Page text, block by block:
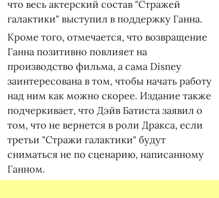
что весь актерский состав "Стражей
галактики" выступил в поддержку Ганна.
Кроме того, отмечается, что возвращение
Ганна позитивно повлияет на
производство фильма, а сама Disney
заинтересована в том, чтобы начать работу
над ним как можно скорее. Издание также
подчеркивает, что Дэйв Батиста заявил о
том, что не вернется в роли Дракса, если
третьи "Стражи галактики" будут
сниматься не по сценарию, написанному
Ганном.